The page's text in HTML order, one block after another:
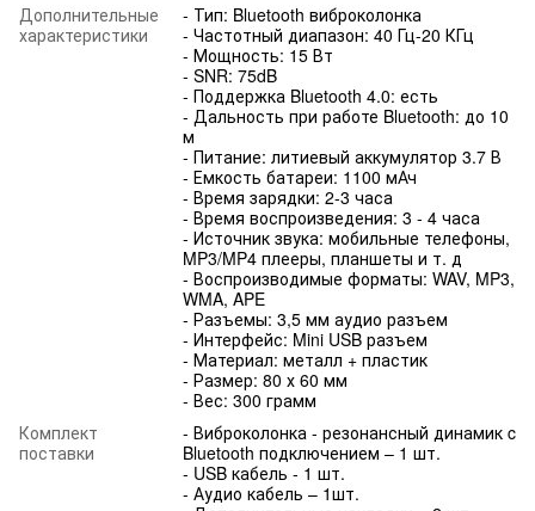
Дополнительные
характеристики
- Тип: Bluetooth виброколонка
- Частотный диапазон: 40 Гц-20 КГц
- Мощность: 15 Вт
- SNR: 75dB
- Поддержка Bluetooth 4.0: есть
- Дальность при работе Bluetooth: до 10
м
- Питание: литиевый аккумулятор 3.7 В
- Емкость батареи: 1100 мАч
- Время зарядки: 2-3 часа
- Время воспроизведения: 3 - 4 часа
- Источник звука: мобильные телефоны,
MP3/MP4 плееры, планшеты и т. д
- Воспроизводимые форматы: WAV, MP3,
WMA, APE
- Разъемы: 3,5 мм аудио разъем
- Интерфейс: Mini USB разъем
- Материал: металл + пластик
- Размер: 80 х 60 мм
- Вес: 300 грамм
Комплект
поставки
- Виброколонка - резонансный динамик c
Bluetooth подключением – 1 шт.
- USB кабель - 1 шт.
- Аудио кабель – 1шт.